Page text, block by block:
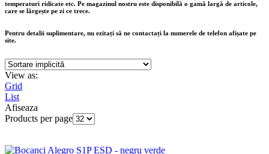
temperaturi ridicate etc. Pe magazinul nostru este disponibilă o gamă largă de articole,
care se lărgește pe zi ce trece.
Pentru detalii suplimentare, nu ezitați să ne contactați la numerele de telefon afișate pe
site.
View as:
Grid
List
Afiseaza
Products per page